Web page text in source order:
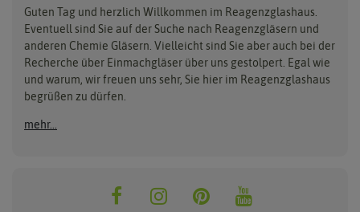
aus Glas
aus Kunststoff
Reagenzgläser Sets
Glasstrohhalme
Halter, Ständer &
Klammern
Reagenzklasklammern
Glasstopfen
Gummistopfen
Korken
Lamellenstopfen
Schraubverschlüsse
Bechergläser
Erlenmeyerkolben
Messzylinder
Petrischalen
Trichter
Reinigung
Guten Tag und herzlich Willkommen im Reagenzglashaus.
Eventuell sind Sie auf der Suche nach Reagenzgläsern und
anderen Chemie Gläsern. Vielleicht sind Sie aber auch bei der
Recherche über Einmachgläser über uns gestolpert. Egal wie
und warum, wir freuen uns sehr, Sie hier im Reagenzglashaus
begrüßen zu dürfen.
mehr...